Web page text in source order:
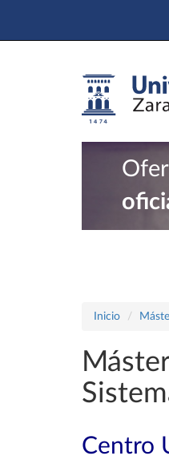
Inicio
Centro